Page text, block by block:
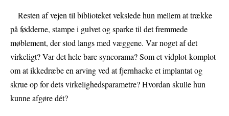
Resten af vejen til biblioteket vekslede hun mellem at trække
på fødderne, stampe i gulvet og sparke til det fremmede
møblement, der stod langs med væggene. Var noget af det
virkeligt? Var det hele bare syncorama? Som et vidplot-komplot
om at ikkedræbe en arving ved at fjernhacke et implantat og
skrue op for dets virkelighedsparametre? Hvordan skulle hun
kunne afgøre dét?